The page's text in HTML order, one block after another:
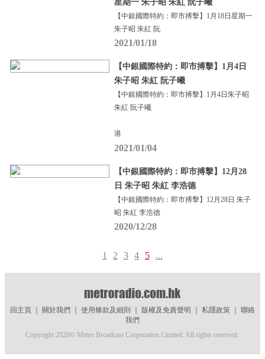
星期一 朱子昭 朱紅 阮子曦
【中銀國際特約：即市搏擊】1月18日星期一
朱子昭 朱紅 阮
2021/01/18
【中銀國際特約：即市搏擊】1月4日
朱子昭 朱紅 阮子曦
【中銀國際特約：即市搏擊】1月4日朱子昭
朱紅 阮子曦
港
2021/01/04
【中銀國際特約：即市搏擊】12月28
日 朱子昭 朱紅 李浩德
【中銀國際特約：即市搏擊】12月28日 朱子
昭 朱紅 李浩德
2020/12/28
1 2 3 4 5 ...
回主頁｜ 關於我們 使用條款及細則 版權及免責聲明 私隱政策｜ 聯絡
我們
Copyright 2020© Metro Broadcast Corporation Limited. All rights reserved.